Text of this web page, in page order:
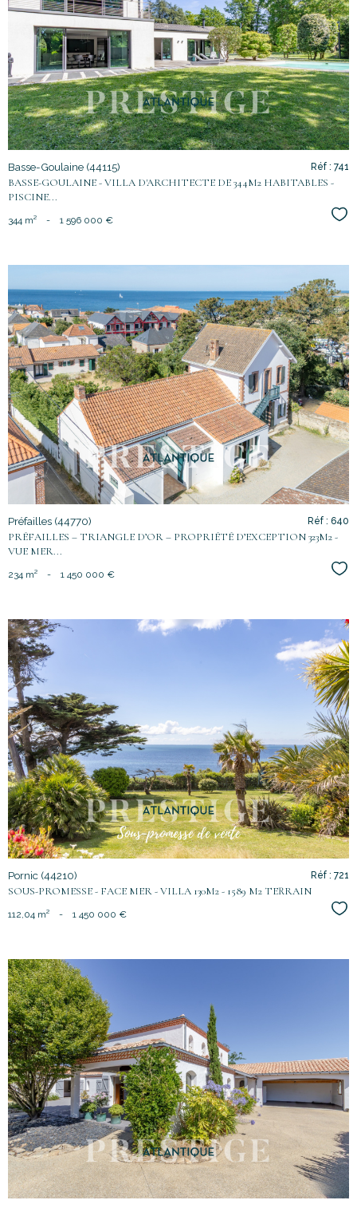
voir le
bien
Basse-Goulaine (44115)
BASSE-GOULAINE - VILLA D'ARCHITECTE DE 344M2 HABITABLES -
PISCINE...
Réf : 741
344 m² - 1 596 000 €
voir le
bien
Préfailles (44770)
PRÉFAILLES – TRIANGLE D’OR – PROPRIÉTÉ D’EXCEPTION 323M2 -
VUE MER...
Réf : 640
234 m² - 1 450 000 €
voir le
bien
Pornic (44210)
SOUS-PROMESSE - FACE MER - VILLA 130M2 - 1589 M2 TERRAIN
Réf : 721
112,04 m² - 1 450 000 €
voir le
bien